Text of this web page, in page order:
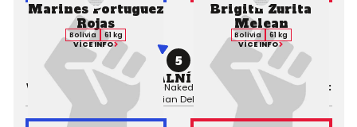
Marines Portuguez
Rojas
Bolivia
61 kg
VÍCE INFO
5
PROFESIONÁLNÍ ZÁPAS MMA
Výsledek: Submission (Rear-Naked Choke), 1. kolo 1:18,
Rozhodčí:
Sebastian Delgadillo
Brigith Zurita
Melean
Bolivia
61 kg
VÍCE INFO